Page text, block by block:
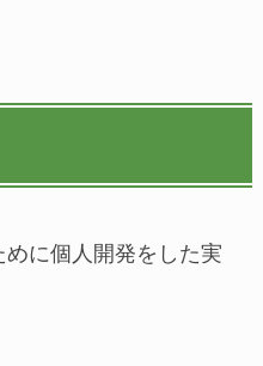
に個人開発をした実